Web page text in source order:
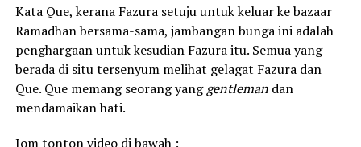
Kata Que, kerana Fazura setuju untuk keluar ke bazaar
Ramadhan bersama-sama, jambangan bunga ini adalah
penghargaan untuk kesudian Fazura itu. Semua yang
berada di situ tersenyum melihat gelagat Fazura dan
Que. Que memang seorang yanggentlemandan
mendamaikan hati.
Jom tonton video di bawah :